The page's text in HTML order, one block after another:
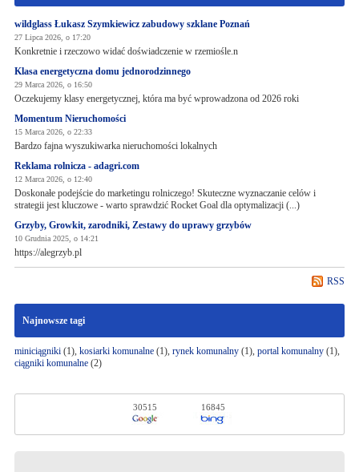
wildglass Łukasz Szymkiewicz zabudowy szklane Poznań
27 Lipca 2026, o 17:20
Konkretnie i rzeczowo widać doświadczenie w rzemiośle.n
Klasa energetyczna domu jednorodzinnego
29 Marca 2026, o 16:50
Oczekujemy klasy energetycznej, która ma być wprowadzona od 2026 roki
Momentum Nieruchomości
15 Marca 2026, o 22:33
Bardzo fajna wyszukiwarka nieruchomości lokalnych
Reklama rolnicza - adagri.com
12 Marca 2026, o 12:40
Doskonałe podejście do marketingu rolniczego! Skuteczne wyznaczanie celów i
strategii jest kluczowe - warto sprawdzić Rocket Goal dla optymalizacji (...)
Grzyby, Growkit, zarodniki, Zestawy do uprawy grzybów
10 Grudnia 2025, o 14:21
https://alegrzyb.pl
RSS
Najnowsze tagi
miniciągniki(1), kosiarki komunalne(1), rynek komunalny(1), portal komunalny(1),
ciągniki komunalne(2)
30515 16845